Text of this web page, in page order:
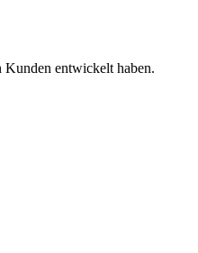
entwickelt haben.